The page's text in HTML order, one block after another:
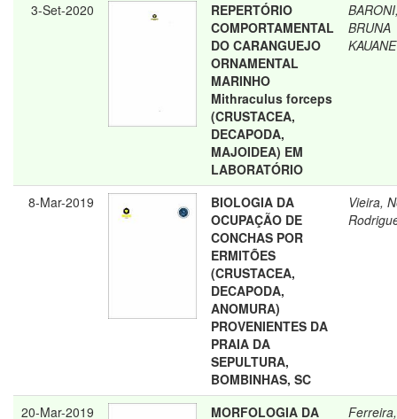
3-Set-2020
REPERTÓRIO
COMPORTAMENTAL
DO CARANGUEJO
ORNAMENTAL
MARINHO
Mithraculus forceps
(CRUSTACEA,
DECAPODA,
MAJOIDEA) EM
LABORATÓRIO
BRUNA
KAUANE
8-Mar-2019
BIOLOGIA DA
OCUPAÇÃO DE
CONCHAS POR
ERMITÕES
(CRUSTACEA,
DECAPODA,
ANOMURA)
PROVENIENTES DA
PRAIA DA
SEPULTURA,
BOMBINHAS, SC
Vieira,
20-Mar-2019
MORFOLOGIA DA